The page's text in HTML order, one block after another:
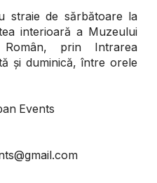
straie de sărbătoare la
interioară a Muzeului
prin Intrarea
și duminică, între orele
Events